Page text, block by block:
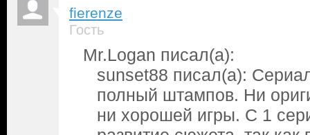
fierenze
Гость
Mr.Logan писал(а):
sunset88 писал(а):
полный штампов. Ни
ни хорошей игры. С 1